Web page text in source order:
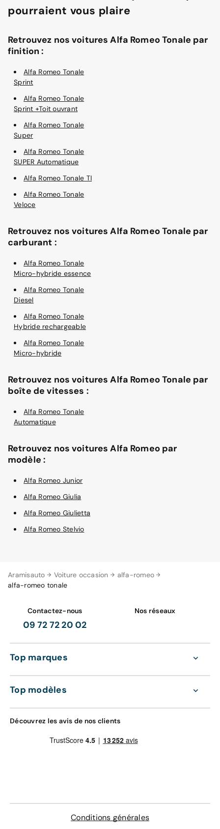
Aramisauto Voiture occasion
alfa-romeo
alfa-romeo tonale
pourraient vous plaire
Retrouvez nos voitures Alfa Romeo Tonale par
finition :
Alfa Romeo Tonale
Sprint
Alfa Romeo Tonale
Sprint +Toit ouvrant
Alfa Romeo Tonale
Super
Alfa Romeo Tonale
SUPER Automatique
Alfa Romeo Tonale TI
Alfa Romeo Tonale
Veloce
Retrouvez nos voitures Alfa Romeo Tonale par
carburant :
Alfa Romeo Tonale
Micro-hybride essence
Alfa Romeo Tonale
Diesel
Alfa Romeo Tonale
Hybride rechargeable
Alfa Romeo Tonale
Micro-hybride
Retrouvez nos voitures Alfa Romeo Tonale par
boîte de vitesses :
Alfa Romeo Tonale
Automatique
Retrouvez nos voitures Alfa Romeo par
modèle :
Alfa Romeo Junior
Alfa Romeo Giulia
Alfa Romeo Giulietta
Alfa Romeo Stelvio
Contactez-nous
09 72 72 20 02
Nos réseaux
Top marques
Top modèles
Découvrez les avis de nos clients
Conditions générales